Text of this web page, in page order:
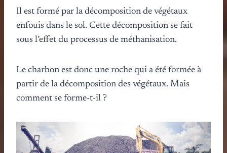
Il est formé par la décomposition de végétaux
enfouis dans le sol. Cette décomposition se fait
sous l’effet du processus de méthanisation.
Le charbon est donc une roche qui a été formée à
partir de la décomposition des végétaux. Mais
comment se forme-t-il ?